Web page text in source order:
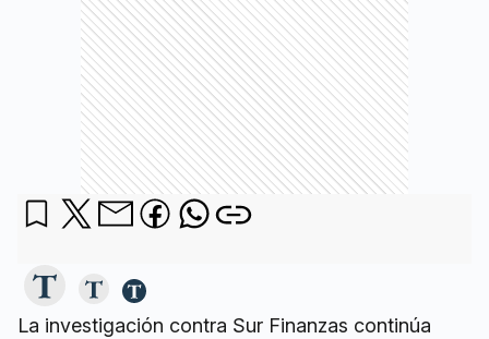
La investigación contra Sur Finanzas continúa